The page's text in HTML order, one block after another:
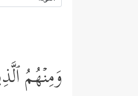
وَمِنۡهُمُ